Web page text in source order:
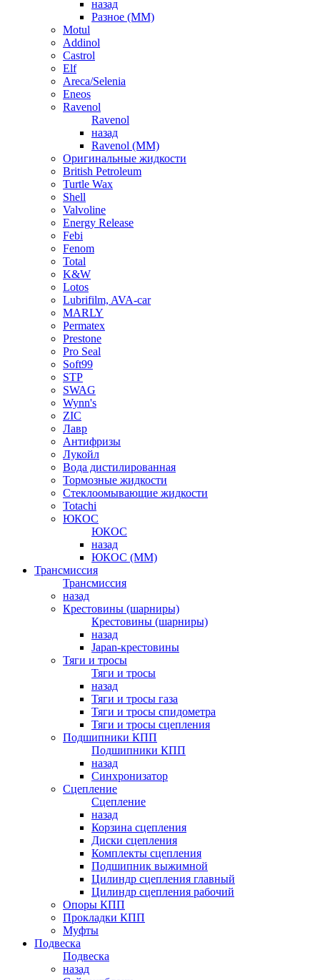
назад
Разное (ММ)
Motul
Addinol
Castrol
Elf
Areca/Selenia
Eneos
Ravenol
Ravenol
назад
Ravenol (ММ)
Оригинальные жидкости
British Petroleum
Turtle Wax
Shell
Valvoline
Energy Release
Febi
Fenom
Total
K&W
Lotos
Lubrifilm, AVA-car
MARLY
Permatex
Prestone
Pro Seal
Soft99
STP
SWAG
Wynn's
ZIC
Лавр
Антифризы
Лукойл
Вода дистилированная
Тормозные жидкости
Стеклоомывающие жидкости
Totachi
ЮКОС
ЮКОС
назад
ЮКОС (ММ)
Трансмиссия
Трансмиссия
назад
Крестовины (шарниры)
Крестовины (шарниры)
назад
Japan-крестовины
Тяги и тросы
Тяги и тросы
назад
Тяги и тросы газа
Тяги и тросы спидометра
Тяги и тросы сцепления
Подшипники КПП
Подшипники КПП
назад
Синхронизатор
Сцепление
Сцепление
назад
Корзина сцепления
Диски сцепления
Комплекты сцепления
Подшипник выжимной
Цилиндр сцепления главный
Цилиндр сцепления рабочий
Опоры КПП
Прокладки КПП
Муфты
Подвеска
Подвеска
назад